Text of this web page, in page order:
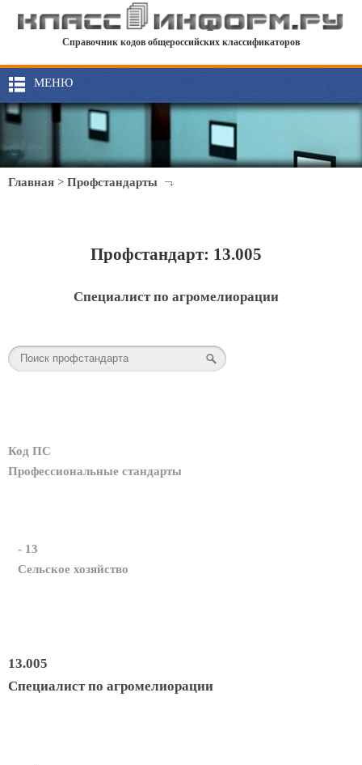
Справочник кодов общероссийских классификаторов
МЕНЮ
Главная > Профстандарты
Профстандарт: 13.005
Специалист по агромелиорации
Код ПС
Профессиональные стандарты
- 13
Сельское хозяйство
13.005
Специалист по агромелиорации